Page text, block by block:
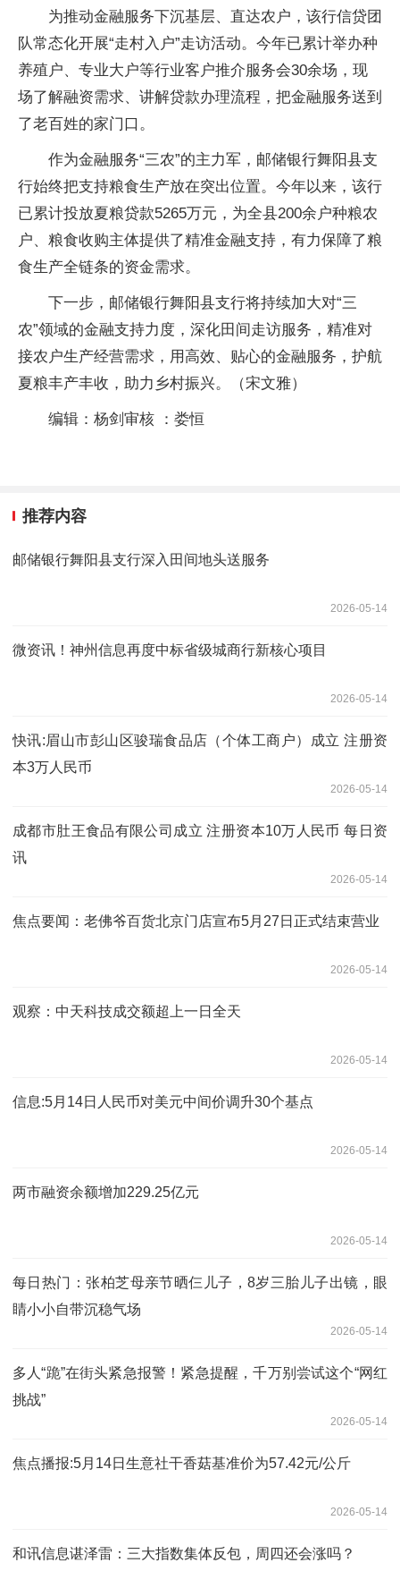
为推动金融服务下沉基层、直达农户，该行信贷团
队常态化开展“走村入户”走访活动。今年已累计举办种
养殖户、专业大户等行业客户推介服务会30余场，现
场了解融资需求、讲解贷款办理流程，把金融服务送到
了老百姓的家门口。
作为金融服务“三农”的主力军，邮储银行舞阳县支
行始终把支持粮食生产放在突出位置。今年以来，该行
已累计投放夏粮贷款5265万元，为全县200余户种粮农
户、粮食收购主体提供了精准金融支持，有力保障了粮
食生产全链条的资金需求。
下一步，邮储银行舞阳县支行将持续加大对“三
农”领域的金融支持力度，深化田间走访服务，精准对
接农户生产经营需求，用高效、贴心的金融服务，护航
夏粮丰产丰收，助力乡村振兴。（宋文雅）
编辑：杨剑审核 ：娄恒
推荐内容
邮储银行舞阳县支行深入田间地头送服务
2026-05-14
微资讯！神州信息再度中标省级城商行新核心项目
2026-05-14
快讯:眉山市彭山区骏瑞食品店（个体工商户）成立 注册资
本3万人民币
2026-05-14
成都市肚王食品有限公司成立 注册资本10万人民币 每日资
讯
2026-05-14
焦点要闻：老佛爷百货北京门店宣布5月27日正式结束营业
2026-05-14
观察：中天科技成交额超上一日全天
2026-05-14
信息:5月14日人民币对美元中间价调升30个基点
2026-05-14
两市融资余额增加229.25亿元
2026-05-14
每日热门：张柏芝母亲节晒仨儿子，8岁三胎儿子出镜，眼
睛小小自带沉稳气场
2026-05-14
多人“跪”在街头紧急报警！紧急提醒，千万别尝试这个“网红
挑战”
2026-05-14
焦点播报:5月14日生意社干香菇基准价为57.42元/公斤
2026-05-14
和讯信息谌泽雷：三大指数集体反包，周四还会涨吗？